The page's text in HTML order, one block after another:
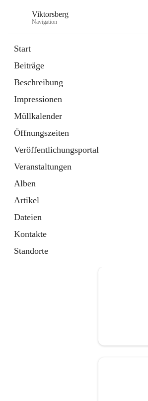
Viktorsberg
Navigation
Start
Beiträge
Beschreibung
Impressionen
Müllkalender
Öffnungszeiten
Veröffentlichungsportal
Veranstaltungen
Alben
Artikel
Dateien
Kontakte
Standorte